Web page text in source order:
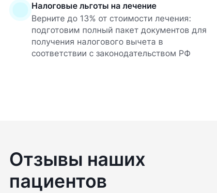
Налоговые льготы на лечение
Верните до 13% от стоимости лечения:
подготовим полный пакет документов для
получения налогового вычета в
соответствии с законодательством РФ
Отзывы наших
пациентов